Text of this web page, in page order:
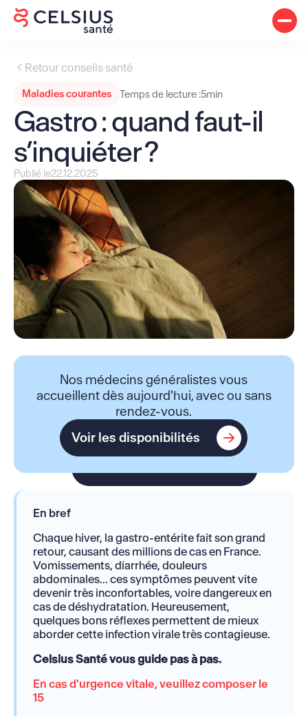
Retour conseils santé
Maladies courantes Temps de lecture :5min
Gastro : quand faut-il
s’inquiéter ?
Publié le22.12.2025
Nos médecins généralistes vous
accueillent dès aujourd'hui, avec ou sans
rendez-vous.
Voir les disponibilités
Voir les disponibilités
En bref
Chaque hiver, la gastro-entérite fait son grand
retour, causant des millions de cas en France.
Vomissements, diarrhée, douleurs
abdominales... ces symptômes peuvent vite
devenir très inconfortables, voire dangereux en
cas de déshydratation. Heureusement,
quelques bons réflexes permettent de mieux
aborder cette infection virale très contagieuse.
Celsius Santé vous guide pas à pas.
En cas d'urgence vitale, veuillez composer le
15